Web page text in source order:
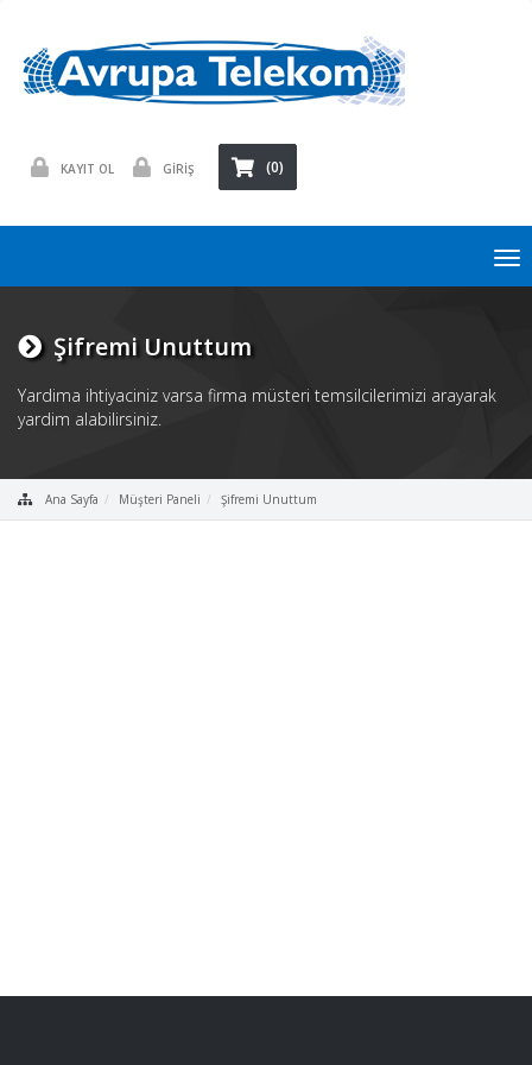
KAYIT OL GİRİŞ (0)
Şifremi Unuttum
Yardima ihtiyaciniz varsa firma müsteri temsilcilerimizi arayarak
yardim alabilirsiniz.
Ana Sayfa Müşteri Paneli Şifremi Unuttum